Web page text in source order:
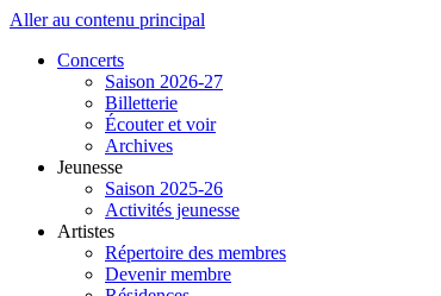
Aller au contenu principal
Concerts
Saison 2026-27
Billetterie
Écouter et voir
Archives
Jeunesse
Saison 2025-26
Activités jeunesse
Artistes
Répertoire des membres
Devenir membre